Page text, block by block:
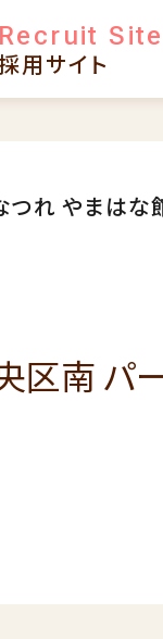
Recruit Site
用サイト
つれ やまはな
区南 パ